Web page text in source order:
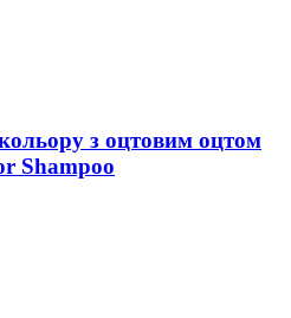
з оцтовим оцтом
Shampoo